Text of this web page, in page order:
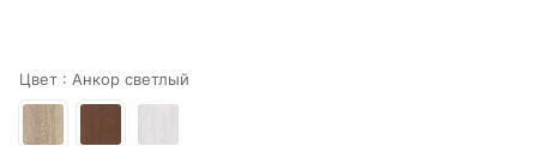
Цвет : Анкор светлый